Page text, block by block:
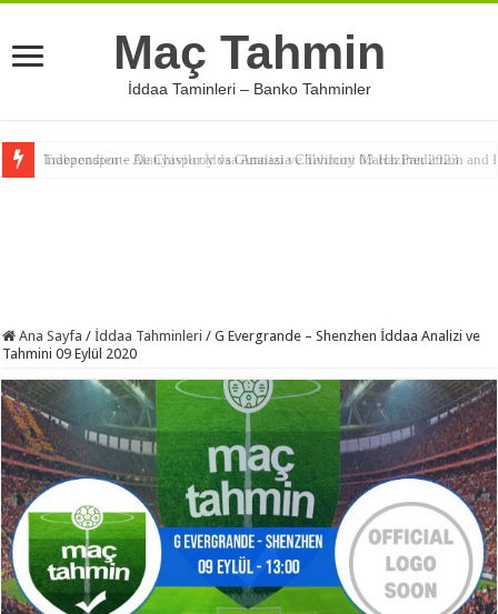
Maç Tahmin
İddaa Taminleri – Banko Tahminler
Independiente De Chivilcoy vs Gimnasia Chivilcoy Match Prediction and
Trabzonspor – Alanyaspor İddaa Analizi ve Tahmini 03 Haziran 2023
Ana Sayfa / İddaa Tahminleri / G Evergrande – Shenzhen İddaa Analizi ve
Tahmini 09 Eylül 2020